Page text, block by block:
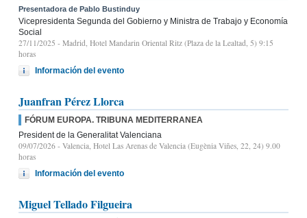
Presentadora de Pablo Bustinduy
Vicepresidenta Segunda del Gobierno y Ministra de Trabajo y Economía
Social
27/11/2025 - Madrid, Hotel Mandarin Oriental Ritz (Plaza de la Lealtad, 5) 9:15
horas
Información del evento
Juanfran Pérez Llorca
FÓRUM EUROPA. TRIBUNA MEDITERRANEA
President de la Generalitat Valenciana
09/07/2026 - Valencia, Hotel Las Arenas de Valencia (Eugènia Viñes, 22, 24) 9.00
horas
Información del evento
Miguel Tellado Filgueira